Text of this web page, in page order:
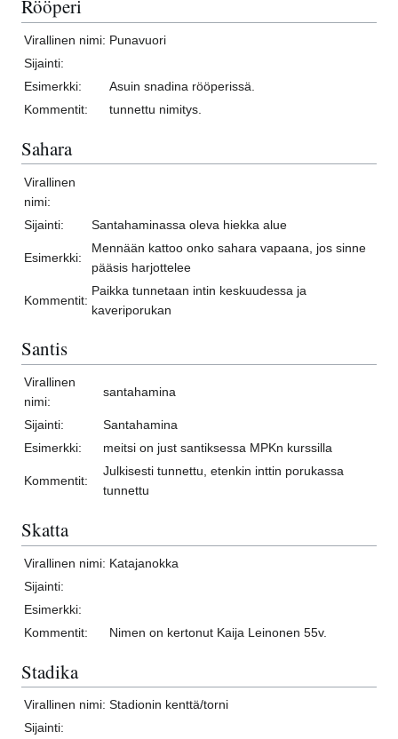
Rööperi
Virallinen nimi: Punavuori
Sijainti:
Esimerkki:
Asuin snadina rööperissä.
Kommentit:
tunnettu nimitys.
Sahara
Virallinen
nimi:
Sijainti:
Santahaminassa oleva hiekka alue
Esimerkki:
Mennään kattoo onko sahara vapaana, jos sinne
pääsis harjottelee
Kommentit:
Paikka tunnetaan intin keskuudessa ja
kaveriporukan
Santis
Virallinen
nimi:
santahamina
Sijainti:
Santahamina
Esimerkki:
meitsi on just santiksessa MPKn kurssilla
Kommentit:
Julkisesti tunnettu, etenkin inttin porukassa
tunnettu
Skatta
Virallinen nimi: Katajanokka
Sijainti:
Esimerkki:
Kommentit:
Nimen on kertonut Kaija Leinonen 55v.
Stadika
Virallinen nimi: Stadionin kenttä/torni
Sijainti: